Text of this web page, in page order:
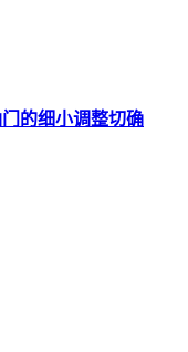
的细小调整切确